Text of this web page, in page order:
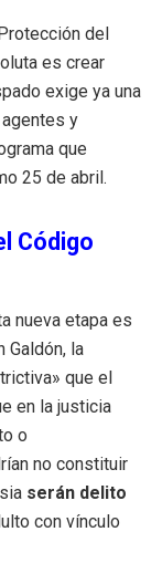
del
es crear
exige ya una
y
que
25 de abril.
Código
nueva etapa es
Galdón, la
que el
en la justicia
o
no constituir
serán delito
con vínculo